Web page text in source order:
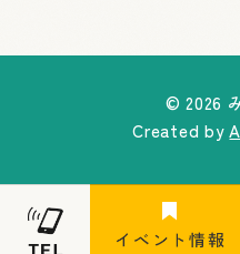
©2026
Created by